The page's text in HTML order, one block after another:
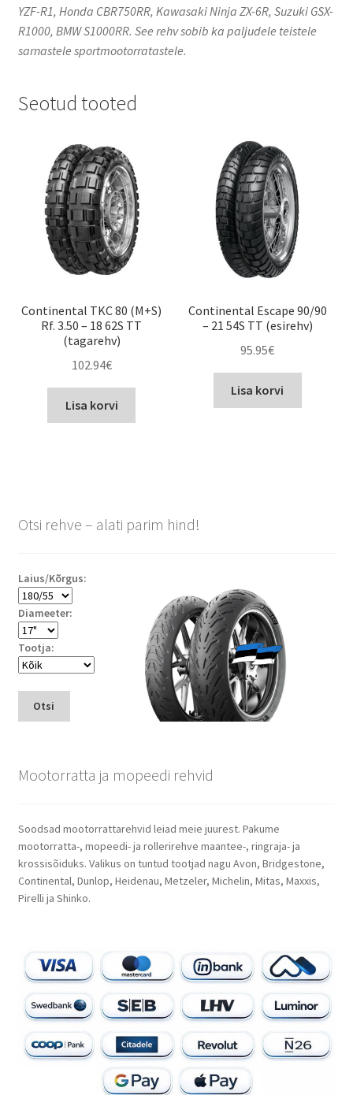
YZF-R1, Honda CBR750RR, Kawasaki Ninja ZX-6R, Suzuki GSX-
R1000, BMW S1000RR. See rehv sobib ka paljudele teistele
sarnastele sportmootorratastele.
Seotud tooted
Continental TKC 80 (M+S)
Rf. 3.50 – 18 62S TT
(tagarehv)
102.94€
Lisa korvi
Continental Escape 90/90
– 21 54S TT (esirehv)
95.95€
Lisa korvi
Otsi rehve – alati parim hind!
Laius/Kõrgus:
Diameeter:
Tootja:
Otsi
Mootorratta ja mopeedi rehvid
Soodsad mootorrattarehvid leiad meie juurest. Pakume
mootorratta-, mopeedi- ja rollerirehve maantee-, ringraja- ja
krossisõiduks. Valikus on tuntud tootjad nagu Avon, Bridgestone,
Continental, Dunlop, Heidenau, Metzeler, Michelin, Mitas, Maxxis,
Pirelli ja Shinko.